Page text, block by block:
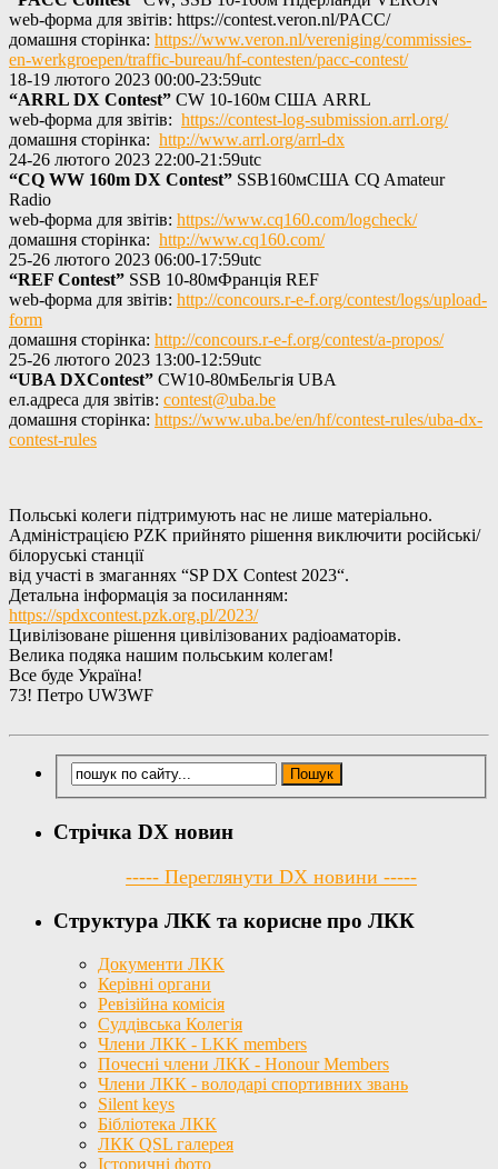
web-форма для звітів: https://contest.veron.nl/PACC/
домашня сторінка: https://www.veron.nl/vereniging/commissies-
en-werkgroepen/traffic-bureau/hf-contesten/pacc-contest/
18-19 лютого 2023 00:00-23:59utc
“ARRL DX Contest” CW 10-160м США ARRL
web-форма для звітів: https://contest-log-submission.arrl.org/
домашня сторінка: http://www.arrl.org/arrl-dx
24-26 лютого 2023 22:00-21 :59utc
“CQ WW 160m DX Contest” SSB160мСША CQ Amateur
Radio
web-форма для звітів: https://www.cq160.com/logcheck/
домашня сторінка: http://www.cq160.com/
25-26 лютого 2023 06:00-17:59utc
“REF Contest” SSB 10-80мФранція REF
web-форма для звітів: http://concours.r-e-f.org/contest/logs/upload-
form
домашня сторінка: http://concours.r-e-f.org/contest/a-propos/
25-26 лютого 2023 13:00-12:59utc
“UBA DXContest” CW10-80мБельгія UBA
ел.адреса для звітів: contest@uba.be
домашня сторінка: https://www.uba.be/en/hf/contest-rules/uba-dx-
contest-rules
Польські колеги підтримують нас не лише матеріально.
Адміністрацією PZK прийнято рішення виключити російські/
білоруські станції
від участі в змаганнях “SP DX Contest 2023“.
Детальна інформація за посиланням:
https://spdxcontest.pzk.org.pl/2023/
Цивілізоване рішення цивілізованих радіоаматорів.
Велика подяка нашим польським колегам!
Все буде Україна!
73! Петро UW3WF
Стрічка DX новин
----- Переглянути DX новини -----
Структура ЛКК та корисне про ЛКК
Документи ЛКК
Керівні органи
Ревізійна комісія
Суддівська Колегія
Члени ЛКК - LKK members
Почесні члени ЛКК - Honour Members
Члени ЛКК - володарі спортивних звань
Silent keys
Бібліотека ЛКК
ЛКК QSL галерея
Історичні фото